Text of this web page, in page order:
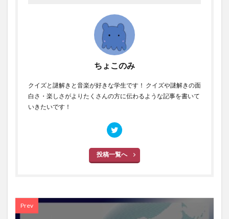
ちょこのみ
クイズと謎解きと音楽が好きな学生です！ クイズや謎解きの面
白さ・楽しさがよりたくさんの方に伝わるような記事を書いて
いきたいです！
投稿一覧へ
Prev